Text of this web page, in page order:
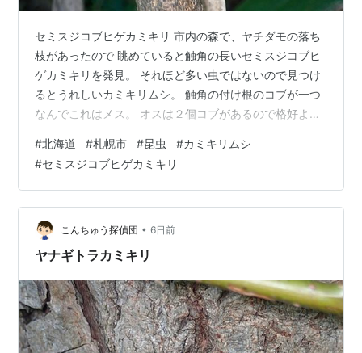
商業施設
百貨店
札幌東急百貨店
札幌西武
札幌三越
丸井今井本店
大丸札幌店
丸ヨ池内
札幌駅前
ステラプレイス http://www.stellarplace.net/
パセオ
エスタ
ファッションビル
セミスジコブヒゲカミキリ 市内の森で、ヤチダモの落ち
枝があったので 眺めていると触角の長いセミスジコブヒ
ゲカミキリを発見。 それほど多い虫ではないので見つけ
るとうれしいカミキリムシ。 触角の付け根のコブが一つ
なんでこれはメス。 オスは２個コブがあるので格好よい
ご訪問下さりありがとうございます。また明日もどう
ぞ、宜しくお願い致します ・・・v(｡･ω･｡)ｨｪｨ♪ 昆虫ラン
キング にほんブログ村
#北海道 #札幌市 #昆虫 #カミキリムシ
#セミスジコブヒゲカミキリ
こんちゅう探偵団 • 6日前
ヤナギトラカミキリ